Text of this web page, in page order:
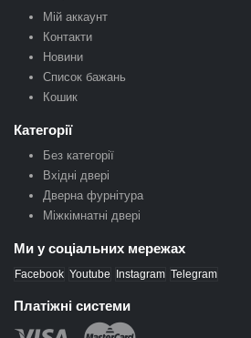
Мій аккаунт
Контакти
Новини
Список бажань
Кошик
Категорії
Без категорії
Вхідні двері
Дверна фурнітура
Міжкімнатні двері
Ми у соціальних мережах
Facebook Youtube Instagram Telegram
Платіжні системи